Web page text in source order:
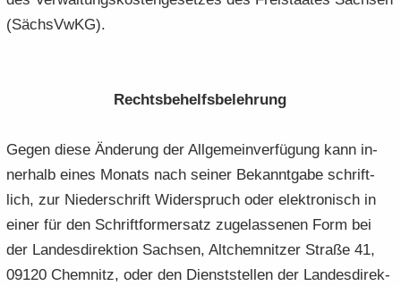
(Sächs­VwKG).
Rechts­be­helfs­be­leh­rung
Gegen diese Än­de­rung der All­ge­mein­ver­fü­gung kann in­
ner­halb eines Mo­nats nach sei­ner Be­kannt­ga­be schrift­
lich, zur Nie­der­schrift Wi­der­spruch oder elek­tro­nisch in
einer für den Schrift­for­m­er­satz zu­ge­las­se­nen Form bei
der Lan­des­di­rek­ti­on Sach­sen, Alt­chem­nit­zer Stra­ße 41,
09120 Chem­nitz, oder den Dienst­stel­len der Lan­des­di­rek­